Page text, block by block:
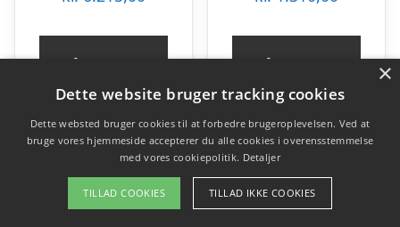
Gå til shop Gå til shop
Indholdsfortegnelse skjul
×
Dette website bruger tracking cookies
Dette websted bruger cookies til at forbedre brugeroplevelsen. Ved at
bruge vores hjemmeside accepterer du alle cookies i overensstemmelse
med vores cookiepolitik. Detaljer
TILLAD COOKIES TILLAD IKKE COOKIES